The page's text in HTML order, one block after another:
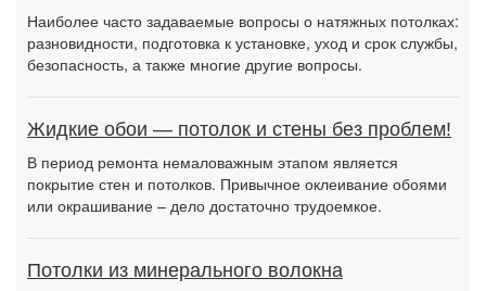
Наиболее часто задаваемые вопросы о натяжных потолках:
разновидности, подготовка к установке, уход и срок службы,
безопасность, а также многие другие вопросы.
Жидкие обои — потолок и стены без проблем!
В период ремонта немаловажным этапом является
покрытие стен и потолков. Привычное оклеивание обоями
или окрашивание – дело достаточно трудоемкое.
Потолки из минерального волокна